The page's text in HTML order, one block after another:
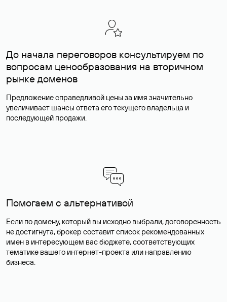
До начала переговоров консультируем по
вопросам ценообразования на вторичном
рынке доменов
Предложение справедливой цены за имя значительно
увеличивает шансы ответа его текущего владельца и
последующей продажи.
Помогаем с альтернативой
Если по домену, который вы исходно выбрали, договоренность
не достигнута, брокер составит список рекомендованных
имен в интересующем вас бюджете, соответствующих
тематике вашего интернет-проекта или направлению
бизнеса.